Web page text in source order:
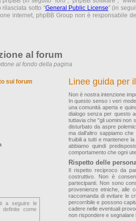
sotto “General Public License” (in
internet, phpBB Group non è responsabile
al forum
al fondo della pagina
sui forum
a seguire le
come
Linee guida per
Non è nostra intenzione
In questo senso i veri
una comunità aperta e
dialogo senza per questo
tuttavia che "gli uomini non
disturbato da aspre
ma dall’altro sappiamo
fruibili a tutti e mantenere
abbiamo quindi
comportamento che ogni
Rispetto delle
Il rispetto reciproco da
costruttivo. Non è
partecipanti. Non sono
provenienze etniche, alle
raccomanda di evitare le
percorribile e possono
cadere nelle eventuali
non rispondere e segnalare